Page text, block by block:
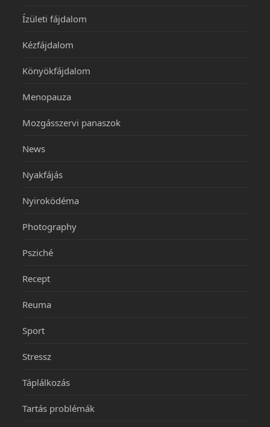
Ízületi fájdalom
Kézfájdalom
Könyökfájdalom
Menopauza
Mozgásszervi panaszok
News
Nyakfájás
Nyiroködéma
Photography
Psziché
Recept
Reuma
Sport
Stressz
Táplálkozás
Tartás problémák